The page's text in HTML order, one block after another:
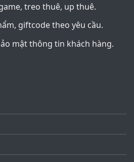
treo thuê, up thuê.
giftcode theo yêu cầu.
mật thông tin khách hàng.